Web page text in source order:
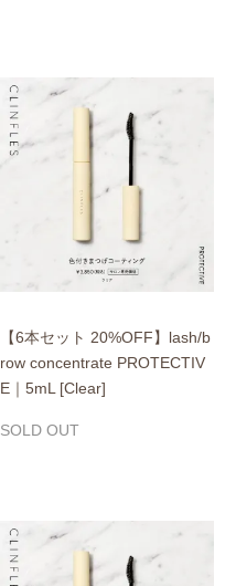
【6本セット 20%OFF】lash/b
row concentrate PROTECTIV
E｜5mL [Clear]
SOLD OUT